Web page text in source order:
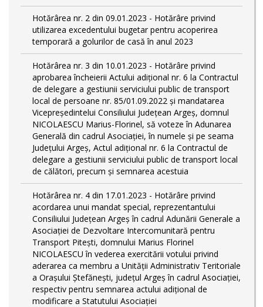
Hotărârea nr. 2 din 09.01.2023 - Hotărâre privind
utilizarea excedentului bugetar pentru acoperirea
temporară a golurilor de casă în anul 2023
Hotărârea nr. 3 din 10.01.2023 - Hotărâre privind
aprobarea încheierii Actului adițional nr. 6 la Contractul
de delegare a gestiunii serviciului public de transport
local de persoane nr. 85/01.09.2022 și mandatarea
Vicepreședintelui Consiliului Județean Argeș, domnul
NICOLAESCU Marius-Florinel, să voteze în Adunarea
Generală din cadrul Asociației, în numele și pe seama
Județului Argeș, Actul adițional nr. 6 la Contractul de
delegare a gestiunii serviciului public de transport local
de călători, precum și semnarea acestuia
Hotărârea nr. 4 din 17.01.2023 - Hotărâre privind
acordarea unui mandat special, reprezentantului
Consiliului Județean Argeș în cadrul Adunării Generale a
Asociației de Dezvoltare Intercomunitară pentru
Transport Pitești, domnului Marius Florinel
NICOLAESCU în vederea exercitării votului privind
aderarea ca membru a Unității Administrativ Teritoriale
a Orașului Ștefănești, județul Argeș în cadrul Asociației,
respectiv pentru semnarea actului adițional de
modificare a Statutului Asociației